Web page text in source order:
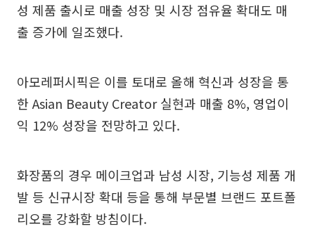
성 제품 출시로 매출 성장 및 시장 점유율 확대도 매
출 증가에 일조했다.
아모레퍼시픽은 이를 토대로 올해 혁신과 성장을 통
한 Asian Beauty Creator 실현과 매출 8%, 영업이
익 12% 성장을 전망하고 있다.
화장품의 경우 메이크업과 남성 시장, 기능성 제품 개
발 등 신규시장 확대 등을 통해 부문별 브랜드 포트폴
리오를 강화할 방침이다.